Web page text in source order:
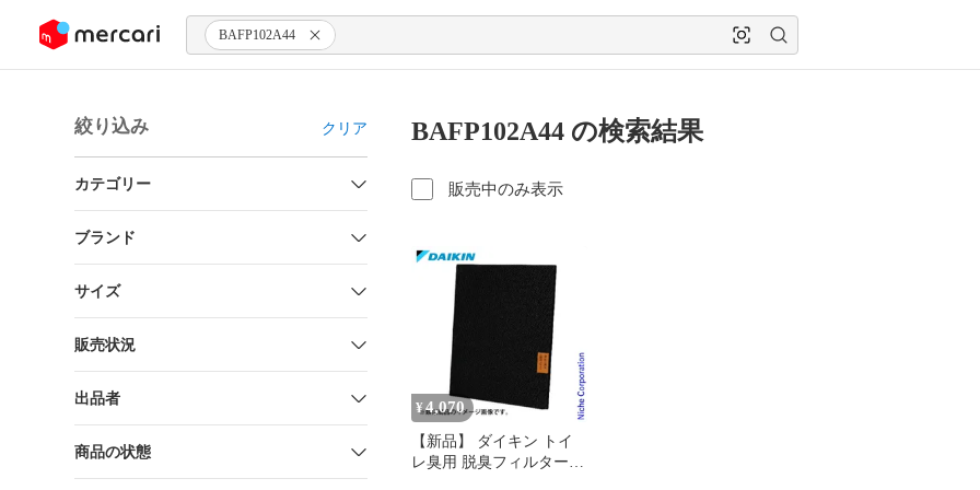
ツにスキップ BAFP102A44
絞り込み クリア
カテゴリー
ブランド
サイズ
販売状況
出品者
商品の状態
BAFP102A44 の検索結果
販売中のみ表示
¥4,070
【新品】 ダイキン トイ
レ臭用 脱臭フィルター